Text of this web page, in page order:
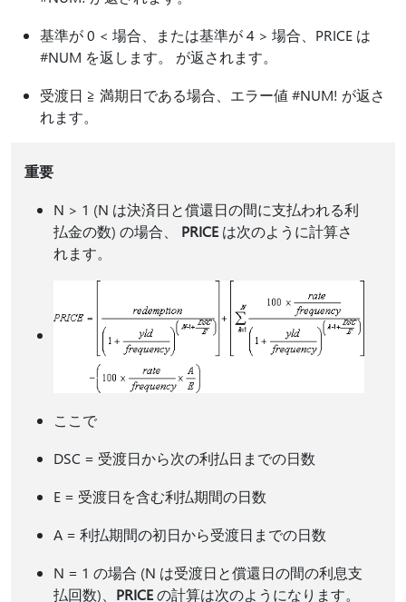
基準が 0 < 場合、または基準が 4 > 場合、PRICE は
#NUM を返します。 が返されます。
受渡日 ≧ 満期日である場合、エラー値 #NUM! が返さ
れます。
重要
N > 1 (N は決済日と償還日の間に支払われる利
払金の数) の場合、 PRICEは次のように計算さ
れます。
ここで
DSC = 受渡日から次の利払日までの日数
E = 受渡日を含む利払期間の日数
A = 利払期間の初日から受渡日までの日数
N = 1 の場合 (N は受渡日と償還日の間の利息支
払回数)、 PRICEの計算は次のようになります。